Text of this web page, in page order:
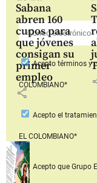
Sabana
abren 160
cupos para
que jóvenes
consigan su
primer
empleo
share
Aceptotérminos y
COLOMBIANO*
Acepto el
EL COLOMBIANO*
Acepto que Grupo